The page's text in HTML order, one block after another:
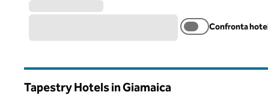
Confronta
Tapestry Hotels in Giamaica